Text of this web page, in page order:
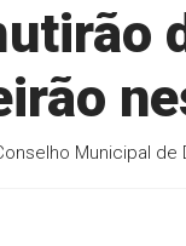
Municipal